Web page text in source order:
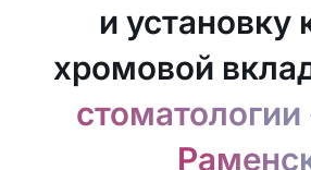
и установку
хромовой